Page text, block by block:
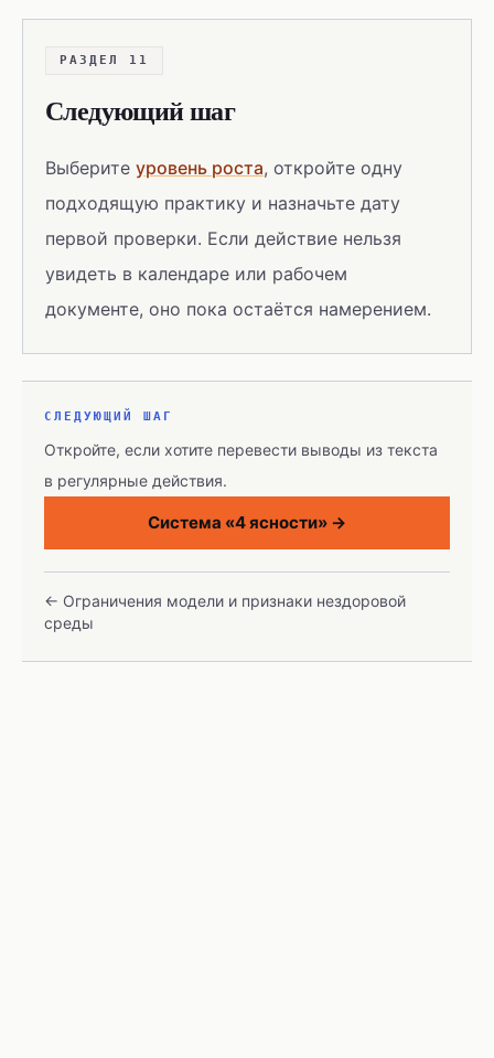
РАЗДЕЛ 11
Следующий шаг
Выберите уровень роста, откройте одну
подходящую практику и назначьте дату
первой проверки. Если действие нельзя
увидеть в календаре или рабочем
документе, оно пока остаётся намерением.
СЛЕДУЮЩИЙ ШАГ
Откройте, если хотите перевести выводы из текста
в регулярные действия.
Система «4 ясности» →
← Ограничения модели и признаки нездоровой
среды